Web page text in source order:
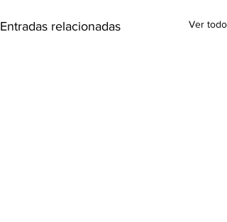
Entradas relacionadas Ver todo